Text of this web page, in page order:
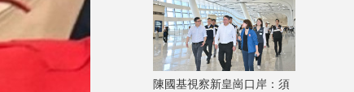
陳國基視察新皇崗口岸：須